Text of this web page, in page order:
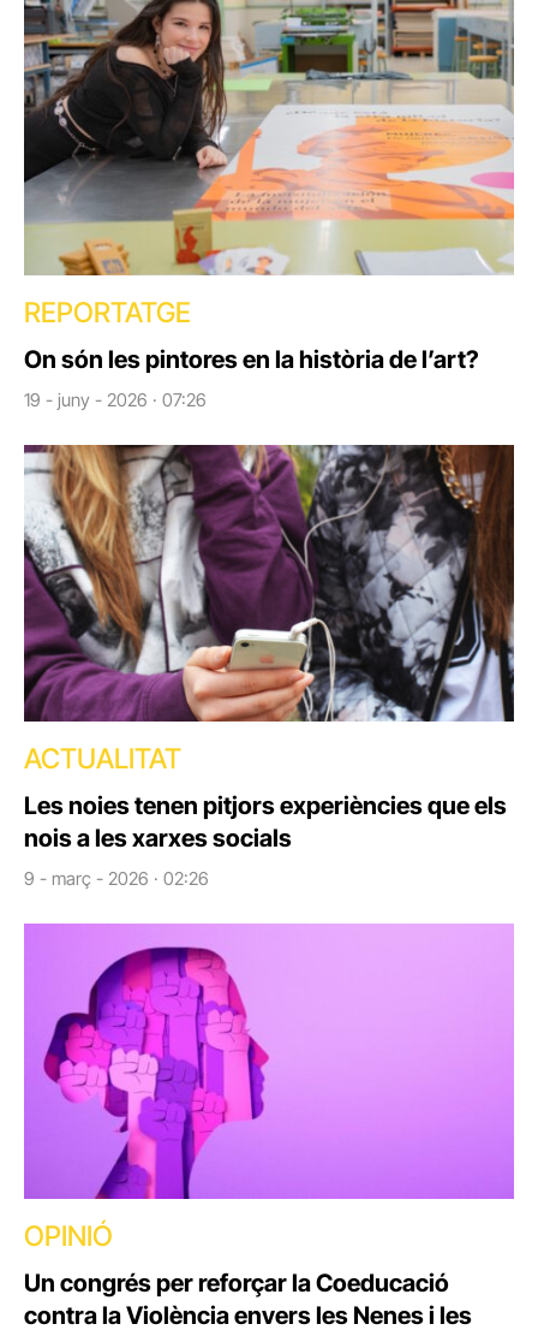
REPORTATGE
On són les pintores en la història de l’art?
19 - juny - 2026 · 07:26
ACTUALITAT
Les noies tenen pitjors experiències que els
nois a les xarxes socials
9 - març - 2026 · 02:26
OPINIÓ
Un congrés per reforçar la Coeducació
contra la Violència envers les Nenes i les